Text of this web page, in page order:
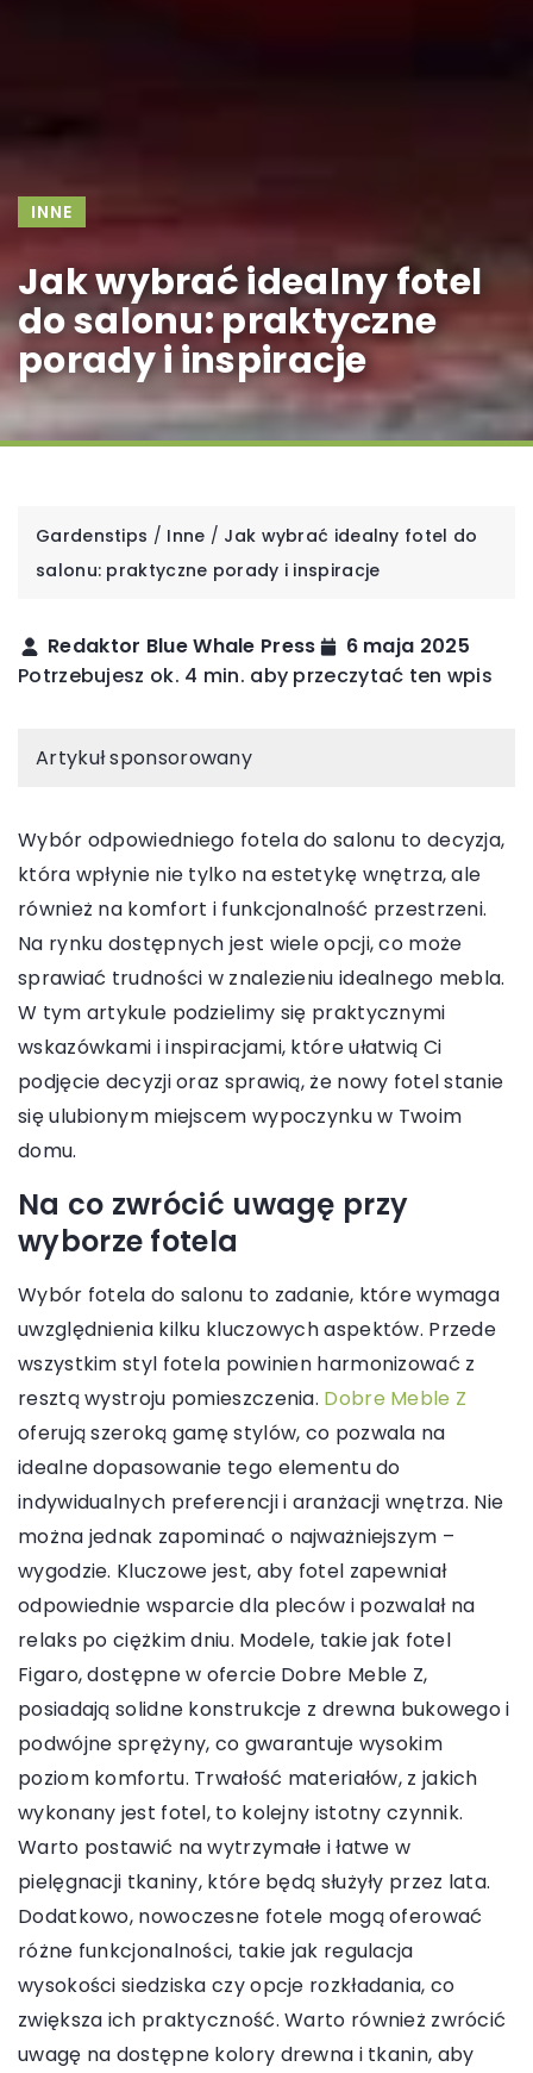
INNE
Jak wybrać idealny fotel
do salonu: praktyczne
porady i inspiracje
Gardenstips / Inne / Jak wybrać idealny fotel do
salonu: praktyczne porady i inspiracje
Redaktor Blue Whale Press
6 maja 2025
Potrzebujesz ok. 4 min. aby przeczytać ten wpis
Artykuł sponsorowany
Wybór odpowiedniego fotela do salonu to decyzja,
która wpłynie nie tylko na estetykę wnętrza, ale
również na komfort i funkcjonalność przestrzeni.
Na rynku dostępnych jest wiele opcji, co może
sprawiać trudności w znalezieniu idealnego mebla.
W tym artykule podzielimy się praktycznymi
wskazówkami i inspiracjami, które ułatwią Ci
podjęcie decyzji oraz sprawią, że nowy fotel stanie
się ulubionym miejscem wypoczynku w Twoim
domu.
Na co zwrócić uwagę przy
wyborze fotela
Wybór fotela do salonu to zadanie, które wymaga
uwzględnienia kilku kluczowych aspektów. Przede
wszystkim styl fotela powinien harmonizować z
resztą wystroju pomieszczenia. Dobre Meble Z
oferują szeroką gamę stylów, co pozwala na
idealne dopasowanie tego elementu do
indywidualnych preferencji i aranżacji wnętrza. Nie
można jednak zapominać o najważniejszym –
wygodzie. Kluczowe jest, aby fotel zapewniał
odpowiednie wsparcie dla pleców i pozwalał na
relaks po ciężkim dniu. Modele, takie jak fotel
Figaro, dostępne w ofercie Dobre Meble Z,
posiadają solidne konstrukcje z drewna bukowego i
podwójne sprężyny, co gwarantuje wysokim
poziom komfortu. Trwałość materiałów, z jakich
wykonany jest fotel, to kolejny istotny czynnik.
Warto postawić na wytrzymałe i łatwe w
pielęgnacji tkaniny, które będą służyły przez lata.
Dodatkowo, nowoczesne fotele mogą oferować
różne funkcjonalności, takie jak regulacja
wysokości siedziska czy opcje rozkładania, co
zwiększa ich praktyczność. Warto również zwrócić
uwagę na dostępne kolory drewna i tkanin, aby